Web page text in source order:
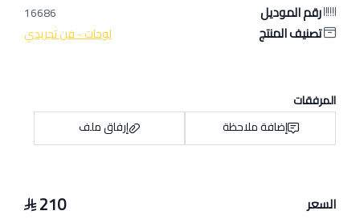
رقم الموديل 16686
تصنيف المنتج لوحات - فن تجريدي
المرفقات
إضافة ملاحظة
إرفاق ملف
السعر 210